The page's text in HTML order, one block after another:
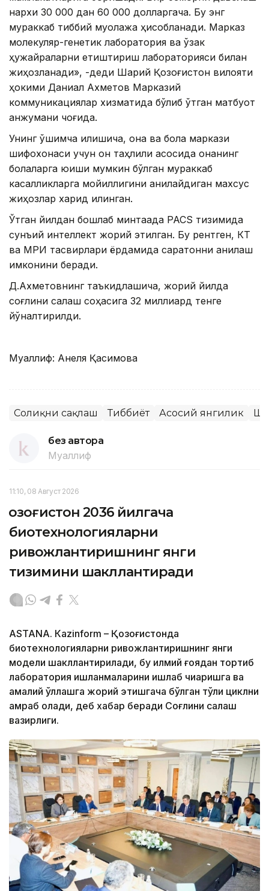
нархи 30 000 дан 60 000 долларгача. Бу энг
мураккаб тиббий муолажа ҳисобланади. Марказ
молекуляр-генетик лаборатория ва ўзак
ҳужайраларни етиштириш лабораторияси билан
жиҳозланади», -деди Шарқий Қозоғистон вилояти
ҳокими Даниал Ахметов Марказий
коммуникациялар хизматида бўлиб ўтган матбуот
анжумани чоғида.
Унинг қўшимча қилишича, она ва бола маркази
шифохонаси учун қон таҳлили асосида онанинг
болаларга юқиши мумкин бўлган мураккаб
касалликларга мойиллигини аниқлайдиган махсус
жиҳозлар харид қилинган.
Ўтган йилдан бошлаб минтақада PACS тизимида
сунъий интеллект жорий этилган. Бу рентген, КТ
ва МРИ тасвирлари ёрдамида саратонни аниқлаш
имконини беради.
Д.Ахметовнинг таъкидлашича, жорий йилда
соғлиқни сақлаш соҳасига 32 миллиард тенге
йўналтирилди.
Муаллиф: Анеля Қасимова
Соғлиқни сақлаш Тиббиёт Асосий янгилик
без автора
Муаллиф
11:10, 08 Август 2026
Қозоғистон 2036 йилгача
биотехнологияларни
ривожлантиришнинг янги
тизимини шакллантиради
ASTANА. Кazinform – Қозоғистонда
биотехнологияларни ривожлантиришнинг янги
модели шакллантирилади, бу илмий ғоядан тортиб
лаборатория ишланмаларини ишлаб чиқаришга ва
амалий қўллашга жорий этишгача бўлган тўлиқ циклни
қамраб олади, деб хабар беради Соғлиқни сақлаш
вазирлиги.